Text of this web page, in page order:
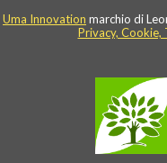
Uma Innovation marchio di
Privacy, Cookie,